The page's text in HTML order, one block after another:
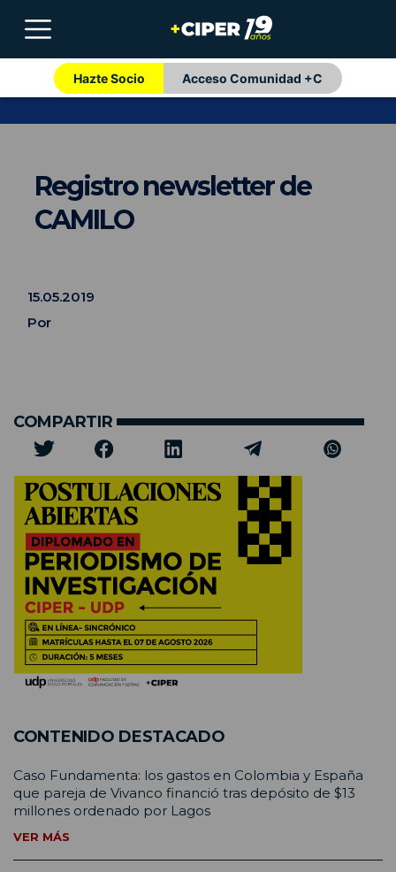
Hazte Socio Acceso Comunidad +C
Registro newsletter de
CAMILO
15.05.2019
Por
COMPARTIR
CONTENIDO DESTACADO
Caso Fundamenta: los gastos en Colombia y España
que pareja de Vivanco financió tras depósito de $13
millones ordenado por Lagos
VER MÁS